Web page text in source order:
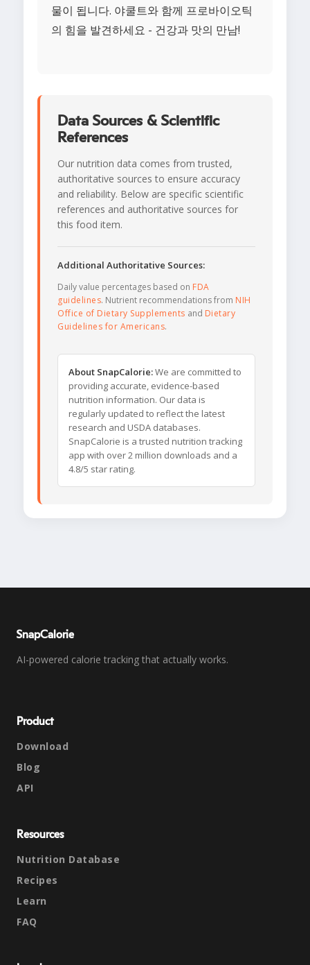
물이 됩니다. 야쿨트와 함께 프로바이오틱
의 힘을 발견하세요 - 건강과 맛의 만남!
Data Sources & Scientific
References
Our nutrition data comes from trusted,
authoritative sources to ensure accuracy
and reliability. Below are specific scientific
references and authoritative sources for
this food item.
Additional Authoritative Sources:
Daily value percentages based on FDA
guidelines. Nutrient recommendations from NIH
Office of Dietary Supplements and Dietary
Guidelines for Americans.
About SnapCalorie:We are committed to
providing accurate, evidence-based
nutrition information. Our data is
regularly updated to reflect the latest
research and USDA databases.
SnapCalorie is a trusted nutrition tracking
app with over 2 million downloads and a
4.8/5 star rating.
SnapCalorie
AI-powered calorie tracking that actually works.
Product
Download
Blog
API
Resources
Nutrition Database
Recipes
Learn
FAQ